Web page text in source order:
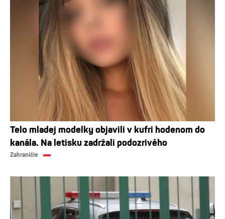
Telo mladej modelky objavili v kufri hodenom do
kanála. Na letisku zadržali podozrivého
Zahraničie